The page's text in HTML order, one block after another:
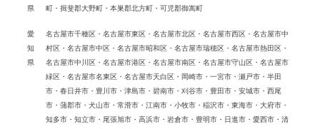
県
町・揖斐郡大野町・本巣郡北方町・可児郡御嵩町
愛
知
県
名古屋市千種区・名古屋市東区・名古屋市北区・名古屋市西区・名古屋市中
村区・名古屋市中区・名古屋市昭和区・名古屋市瑞穂区・名古屋市熱田区・
名古屋市中川区・名古屋市港区・名古屋市南区・名古屋市守山区・名古屋市
緑区・名古屋市名東区・名古屋市天白区・岡崎市・一宮市・瀬戸市・半田
市・春日井市・豊川市・津島市・碧南市・刈谷市・豊田市・安城市・西尾
市・蒲郡市・犬山市・常滑市・江南市・小牧市・稲沢市・東海市・大府市・
知多市・知立市・尾張旭市・高浜市・岩倉市・豊明市・日進市・愛西市・清